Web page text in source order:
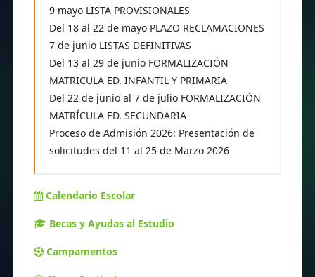
9 mayo LISTA PROVISIONALES
Del 18 al 22 de mayo PLAZO RECLAMACIONES
7 de junio LISTAS DEFINITIVAS
Del 13 al 29 de junio FORMALIZACIÓN
MATRICULA ED. INFANTIL Y PRIMARIA
Del 22 de junio al 7 de julio FORMALIZACIÓN
MATRÍCULA ED. SECUNDARIA
Proceso de Admisión 2026: Presentación de
solicitudes del 11 al 25 de Marzo 2026
Calendario Escolar
Becas y Ayudas al Estudio
Campamentos